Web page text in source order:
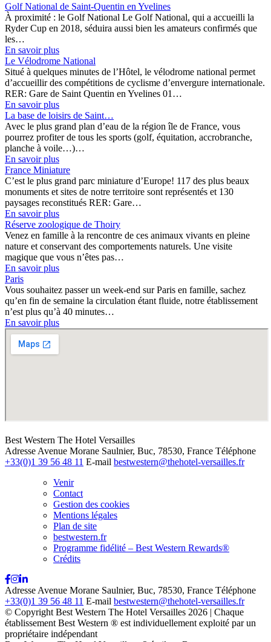
Golf National de Saint-Quentin en Yvelines
À proximité : le Golf National Le Golf National, qui a accueilli la
Ryder Cup en 2018, séduira aussi bien les amateurs confirmés que
les…
En savoir plus
Le Vélodrome National
Situé à quelques minutes de l’Hôtel, le vélodrome national permet
d’accueillir des compétitions de cyclisme d’envergure internationale.
RER: Gare de Saint Quentin en Yvelines 01…
En savoir plus
La base de loisirs de Saint…
Avec le plus grand plan d’eau de la région île de France, vous
pourrez profiter de tous les sports (golf, équitation, accrobranche,
planche à voile…)…
En savoir plus
France Miniature
C’est le plus grand parc miniature d’Europe! 117 des plus beaux
monuments et sites de notre territoire sont représentés et 130
paysages reconstitués RER: Gare…
En savoir plus
Réserve zoologique de Thoiry
Venez en famille à la rencontre de ces animaux vivants en pleine
nature et conservant des comportements naturels. Une visite
magique que vous n’êtes pas…
En savoir plus
Paris
Vous souhaitez passer un week-end sur Paris en famille, sachez
qu’en fin de semaine la circulation étant fluide, notre établissement
n’est plus qu’à 40 minutes…
En savoir plus
Best Western The Hotel Versailles
Adresse Avenue Morane Saulnier, Buc, 78530, France Téléphone
+33(0)1 39 56 48 11 E-mail bestwestern@thehotel-versailles.fr
Venir
Contact
Gestion des cookies
Mentions légales
Plan de site
bestwestern.fr
Programme fidélité – Best Western Rewards®
Crédits
Adresse Avenue Morane Saulnier, Buc, 78530, France Téléphone
+33(0)1 39 56 48 11 E-mail bestwestern@thehotel-versailles.fr
© Copyright Best Western The Hotel Versailles 2026 | Chaque
établissement Best Western ® est individuellement exploité par un
propriétaire indépendant